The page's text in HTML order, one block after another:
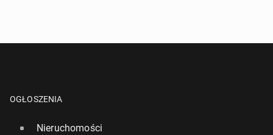
OGŁOSZENIA
Nieruchomości